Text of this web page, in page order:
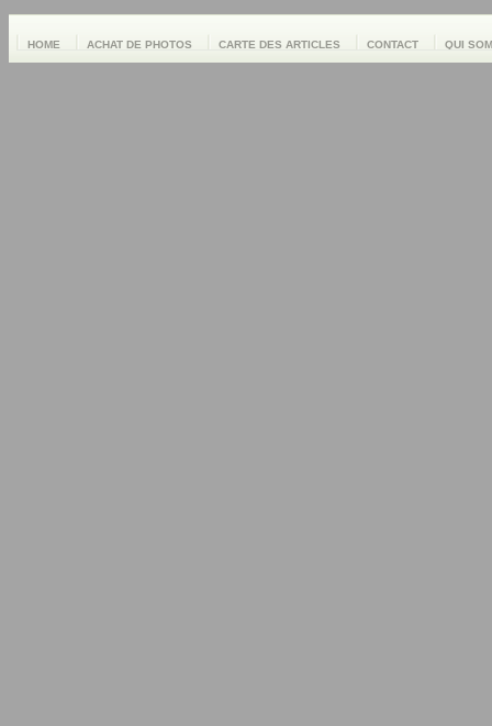
HOME ACHAT DE PHOTOS CARTE DES ARTICLES CONTACT QUI